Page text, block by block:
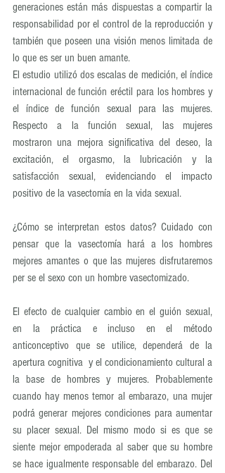
generaciones están más dispuestas a compartir la
responsabilidad por el control de la reproducción y
también que poseen una visión menos limitada de
lo que es ser un buen amante.
El estudio utilizó dos escalas de medición, el índice
internacional de función eréctil para los hombres y
el índice de función sexual para las mujeres.
Respecto a la función sexual, las mujeres
mostraron una mejora significativa del deseo, la
excitación, el orgasmo, la lubricación y la
satisfacción sexual, evidenciando el impacto
positivo de la vasectomía en la vida sexual.
¿Cómo se interpretan estos datos? Cuidado con
pensar que la vasectomía hará a los hombres
mejores amantes o que las mujeres disfrutaremos
per se el sexo con un hombre vasectomizado.
El efecto de cualquier cambio en el guión sexual,
en la práctica e incluso en el método
anticonceptivo que se utilice, dependerá de la
apertura cognitiva  y el condicionamiento cultural a
la base de hombres y mujeres. Probablemente
cuando hay menos temor al embarazo, una mujer
podrá generar mejores condiciones para aumentar
su placer sexual. Del mismo modo si es que se
siente mejor empoderada al saber que su hombre
se hace igualmente responsable del embarazo. Del